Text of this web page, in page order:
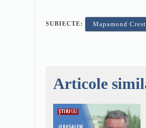
SUBIECTE: Mapamond
Articole